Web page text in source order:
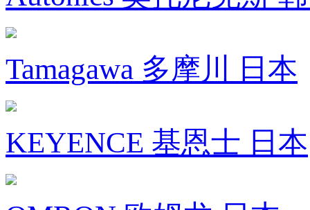
Tamagawa 多摩川 日本
KEYENCE 基恩士 日本